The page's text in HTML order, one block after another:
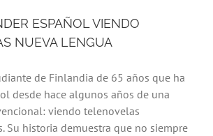
ESPAÑOL VIENDO
NUEVA LENGUA
de Finlandia de 65 años que ha
desde hace algunos años de una
viendo telenovelas
Su historia demuestra que no siempre